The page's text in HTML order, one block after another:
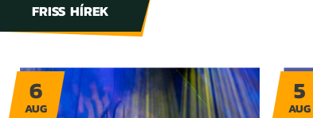
FRISS HÍREK
6
AUG
5
AUG